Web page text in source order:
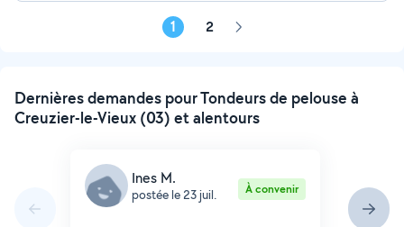
1 2 Page
Dernières demandes pour Tondeurs de pelouse à
Creuzier-le-Vieux (03) et alentours
Ines M.
postée le 23 juil. À convenir